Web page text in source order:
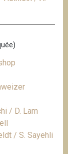
/ D. Lam
/ S. Sayehli